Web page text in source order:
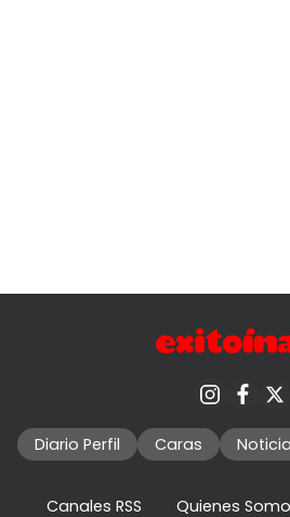
Diario Perfil Caras
Canales RSS Quienes